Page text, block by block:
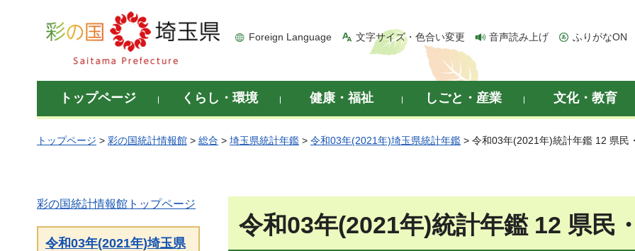
彩の国 埼玉県
Foreign Language 文字サイズ・色合い変更 音声読み上げ ふりがなON
トップページ くらし・環境 健康・福祉 しごと・産業 文化・教育
トップページ > 彩の国統計情報館 > 総合 > 埼玉県統計年鑑 > 令和03年(2021年)埼玉県統計年鑑 > 令和03年(2021年)統計年鑑 12 県民
彩の国統計情報館トップページ
令和03年(2021年)埼玉県
令和03年(2021年)統計年鑑 12 県民